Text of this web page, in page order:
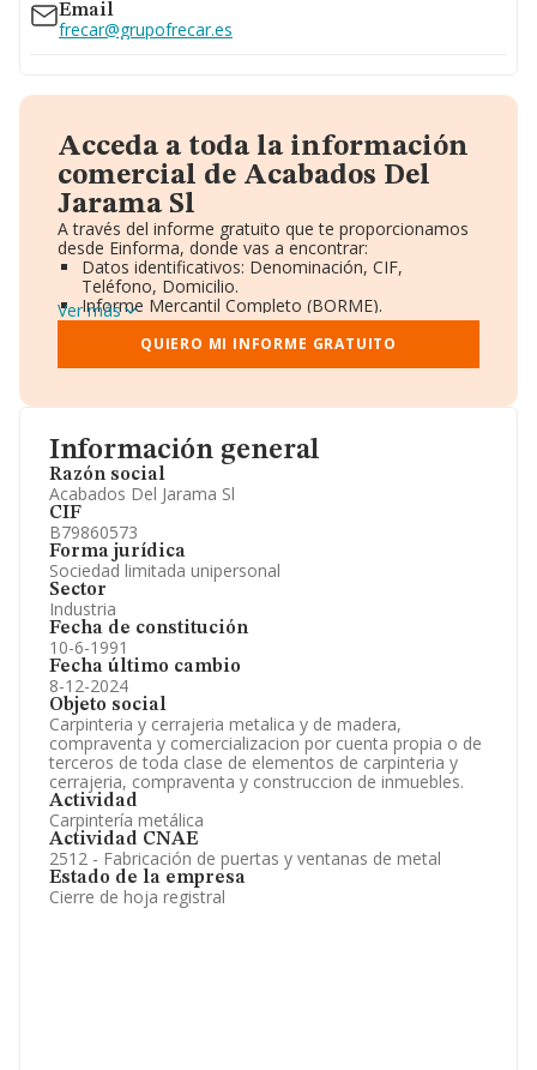
Información general
Razón social
Acabados Del Jarama Sl
CIF
B79860573
Forma jurídica
Sociedad limitada unipersonal
Sector
Industria
Fecha de constitución
10-6-1991
Fecha último cambio
8-12-2024
Objeto social
Carpinteria y cerrajeria metalica y de madera,
compraventa y comercializacion por cuenta propia o de
terceros de toda clase de elementos de carpinteria y
cerrajeria, compraventa y construccion de inmuebles.
Actividad
Carpintería metálica
Actividad CNAE
2512 - Fabricación de puertas y ventanas de metal
Estado de la empresa
Cierre de hoja registral
Email
frecar@grupofrecar.es
Acceda a toda la información
comercial de Acabados Del
Jarama Sl
A través del informe gratuito que te proporcionamos
desde Einforma, donde vas a encontrar:
Datos identificativos: Denominación, CIF,
Teléfono, Domicilio.
Informe Mercantil Completo (BORME).
Gráficos de Evolución Ventas y Empleados.
Consejo de Administración y Administradores.
Directivos y Ejecutivos.
Información oficial y registral complementaria.
Ver más
QUIERO MI INFORME GRATUITO